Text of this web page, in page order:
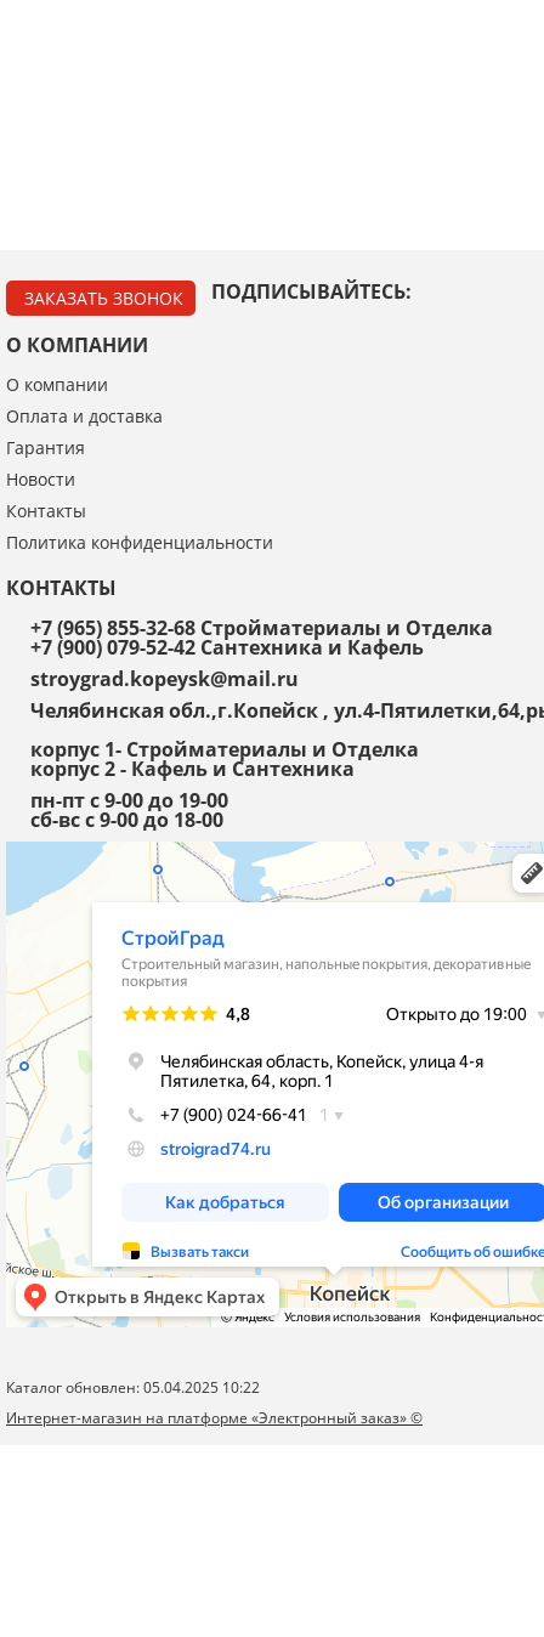
ЗАКАЗАТЬ ЗВОНОК
ПОДПИСЫВАЙТЕСЬ:
О КОМПАНИИ
О компании
Оплата и доставка
Гарантия
Новости
Контакты
Политика конфиденциальности
КОНТАКТЫ
+7 (965) 855-32-68 Стройматериалы и Отделка
+7 (900) 079-52-42 Сантехника и Кафель
stroygrad.kopeysk@mail.ru
Челябинская обл.,г.Копейск , ул.4-
корпус 1- Стройматериалы и Отделка
корпус 2 - Кафель и Сантехника
пн-пт с 9-00 до 19-00
сб-вс с 9-00 до 18-00
Каталог обновлен: 05.04.2025 10:22
Интернет-магазин на платформе «Электронный заказ» ©